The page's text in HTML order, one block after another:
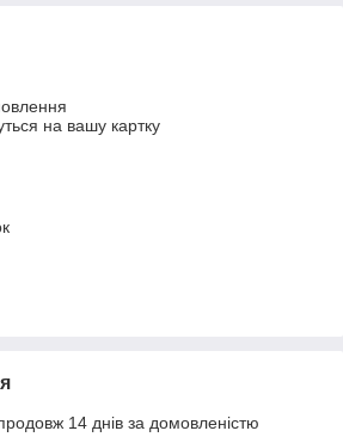
на вашу картку
14 днів за домовленістю